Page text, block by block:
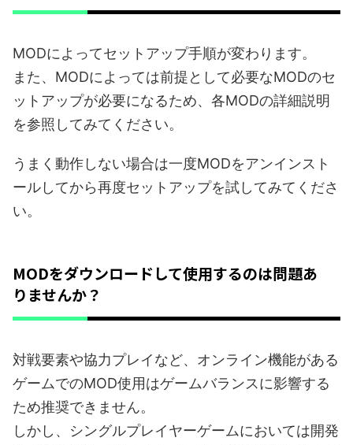
MODによってセットアップ手順が変わります。
また、MODによっては前提として必要なMODのセ
ットアップが必要になるため、各MODの詳細説明
を参照してみてください。
うまく動作しない場合は一度MODをアンインスト
ールしてから再度セットアップを試してみてくださ
い。
MODをダウンロードして使用するのは問題あ
りませんか？
対戦要素や協力プレイなど、オンライン機能がある
ゲームでのMOD使用はゲームバランスに影響する
ため推奨できません。
しかし、シングルプレイヤーゲームにおいては開発